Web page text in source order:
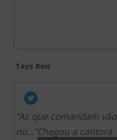
Tays Reis
“As que comandam vão
no…”Chegou a cantora